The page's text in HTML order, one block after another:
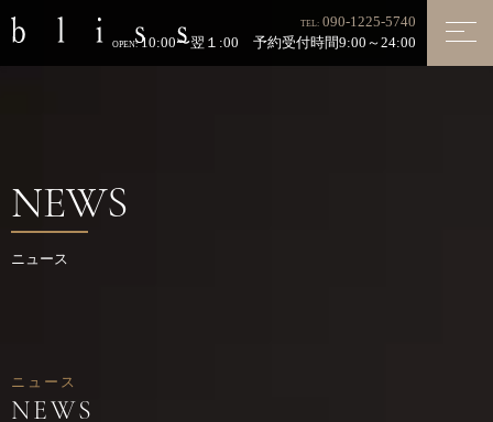
TEL: 090-1225-5740
OPEN:10:00〜翌１:00 予約受付時間9:00～24:00
NEWS
ニュース
ニュース